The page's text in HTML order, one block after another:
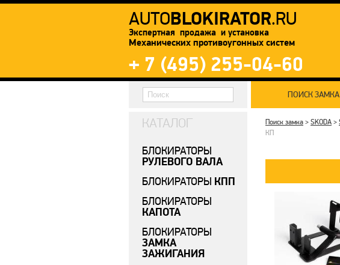
AUTOBLOKIRATOR.RU
Экспертная продажа и установка
Механических противоугонных систем
+ 7 (495) 255-04-60
ПОИСК ЗАМКА
Поиск замка > SKODA >
КП
КАТАЛОГ
БЛОКИРАТОРЫ
РУЛЕВОГО ВАЛА
БЛОКИРАТОРЫ КПП
БЛОКИРАТОРЫ
КАПОТА
БЛОКИРАТОРЫ
ЗАМКА
ЗАЖИГАНИЯ